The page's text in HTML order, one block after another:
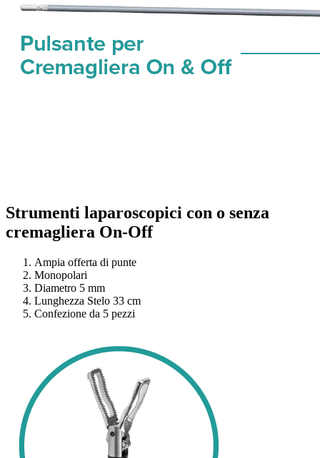
Strumenti laparoscopici con o senza
cremagliera On-Off
Ampia offerta di punte
Monopolari
Diametro 5 mm
Lunghezza Stelo 33 cm
Confezione da 5 pezzi